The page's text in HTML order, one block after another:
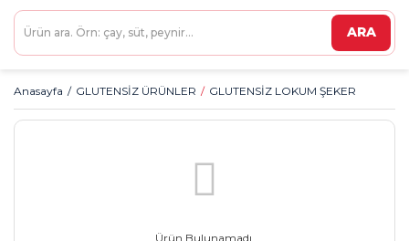
ARA
Anasayfa GLUTENSİZ ÜRÜNLER GLUTENSİZ LOKUM ŞEKER
Ürün Bulunamadı.